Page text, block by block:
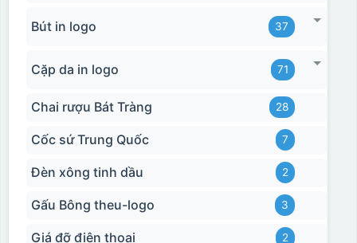
Bút in logo 37
Cặp da in logo 71
Chai rượu Bát Tràng 28
Cốc sứ Trung Quốc 7
Đèn xông tinh dầu 2
Gấu Bông theu-logo 3
Giá đỡ điện thoại 2